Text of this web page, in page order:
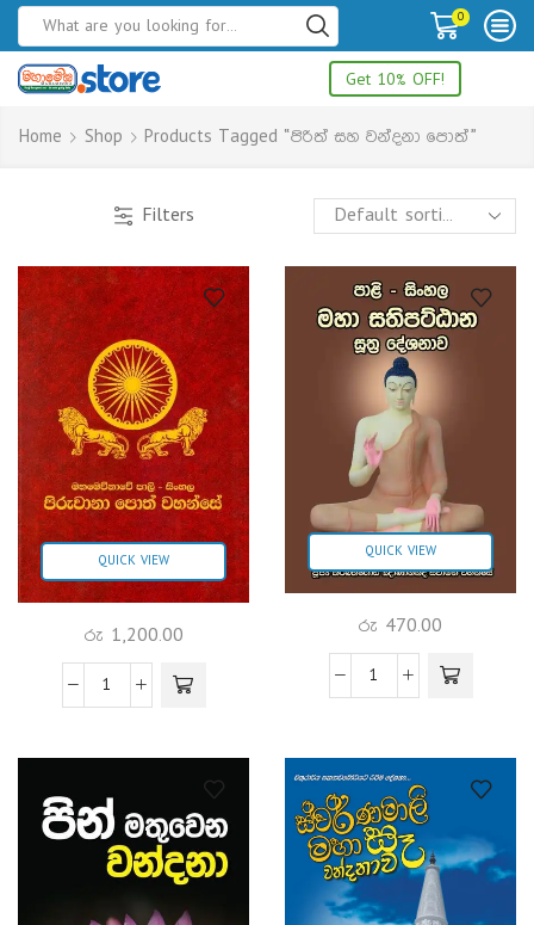
0
Get 10% OFF!
Home Shop Products Tagged “පිරිත් සහ වන්දනා පොත්”
Filters
QUICK VIEW
රු 1,200.00
QUICK VIEW
රු 470.00